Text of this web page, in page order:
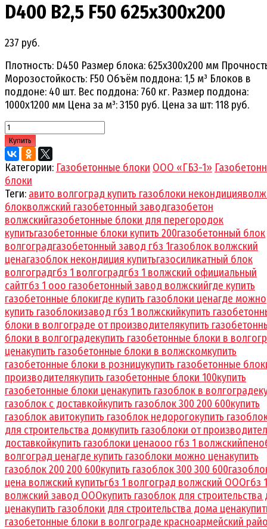
D400 B2,5 F50 625x300x200
237 руб.
Плотность: D450 Размер блока: 625x300x200 мм
Морозостойкость: F50 Объём поддона: 1,5 м³ Блоков в
поддоне: 40 шт. Вес поддона: 760 кг. Размер поддона:
1000х1200 мм Цена за м³: 3150 руб. Цена за шт: 118 руб.
Купить
Категории: Газобетонные блоки ООО «ГБЗ-1»
блоки
Теги: авито волгоград купить газоблоки некондиция
блокволжский газобетонный заводгазобетон
волжскийгазобетонные блоки для перегородок
купитьгазобетонные блоки купить 200газобетонный блок
волгоградгазобетонный завод гбз 1газоблок волжский
ценагазоблок некондиция купитьгазосиликатный блок
волгоградгбз 1 волгоградгбз 1 волжский официальный
сайтгбз 1 ооо газобетонный завод волжскийгде купить
газобетонные блокигде купить газоблоки ценагде можно
купить газоблокизавод гбз 1 волжскийкупить
блоки в волгограде от производителякупить
блоки в волгоградекупить газобетонные блоки в
ценакупить газобетонные блоки в волжскомкупить
газобетонные блоки в розницукупить газобетонные
производителякупить газобетонные блоки 100купить
газобетонные блоки ценакупить газоблок в волгограде
газоблок с доставкойкупить газоблок 300 200 600купить
газоблок авитокупить газоблок недорогокупить
для строительства домкупить газоблоки от
доставкойкупить газоблоки ценаооо гбз 1 волжский
волгоград ценагде купить газоблоки можно ценакупить
газоблок 200 200 600купить газоблок 300 300 600
цена волжский купитьгбз 1 волгоград волжский ОООгбз 1
волжский завод ОООкупить газоблок для
ценакупить газоблоки для строительства дома цена
газобетонные блоки в волгограде красноармейский